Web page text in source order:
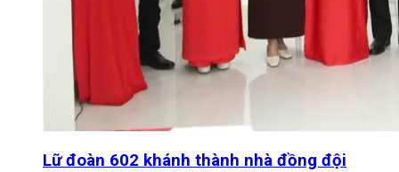
Lữ đoàn 602 khánh thành nhà đồng đội